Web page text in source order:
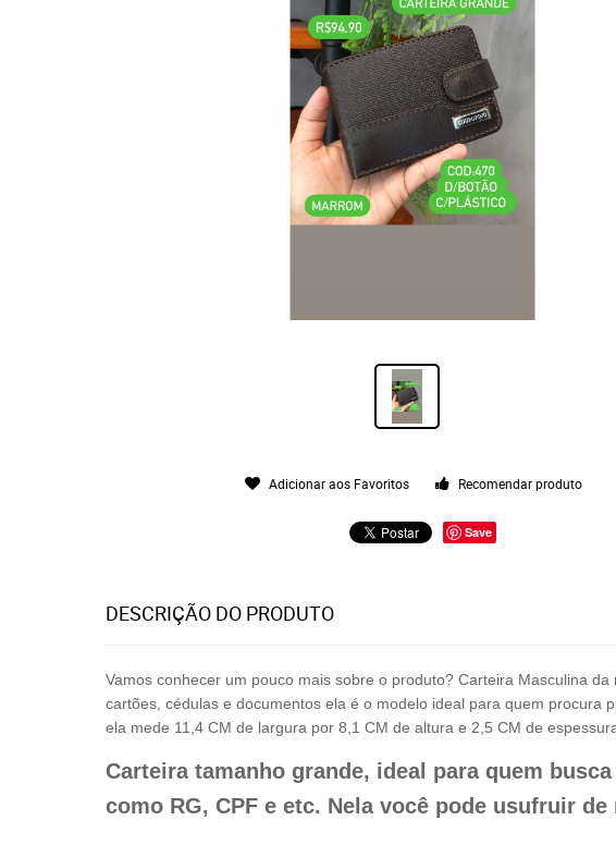
Adicionar aos Favoritos Recomendar produto
Save
DESCRIÇÃO DO PRODUTO
Vamos conhecer um pouco mais sobre o produto? Carteira Masculina
cartões, cédulas e documentos ela é o modelo ideal para quem
ela mede 11,4 CM de largura por 8,1 CM de altura e 2,5 CM de
Carteira tamanho grande, ideal para quem
como RG, CPF e etc. Nela você pode usufruir